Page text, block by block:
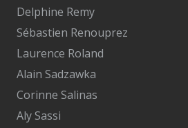
Delphine Remy
Sébastien Renouprez
Laurence Roland
Alain Sadzawka
Corinne Salinas
Aly Sassi